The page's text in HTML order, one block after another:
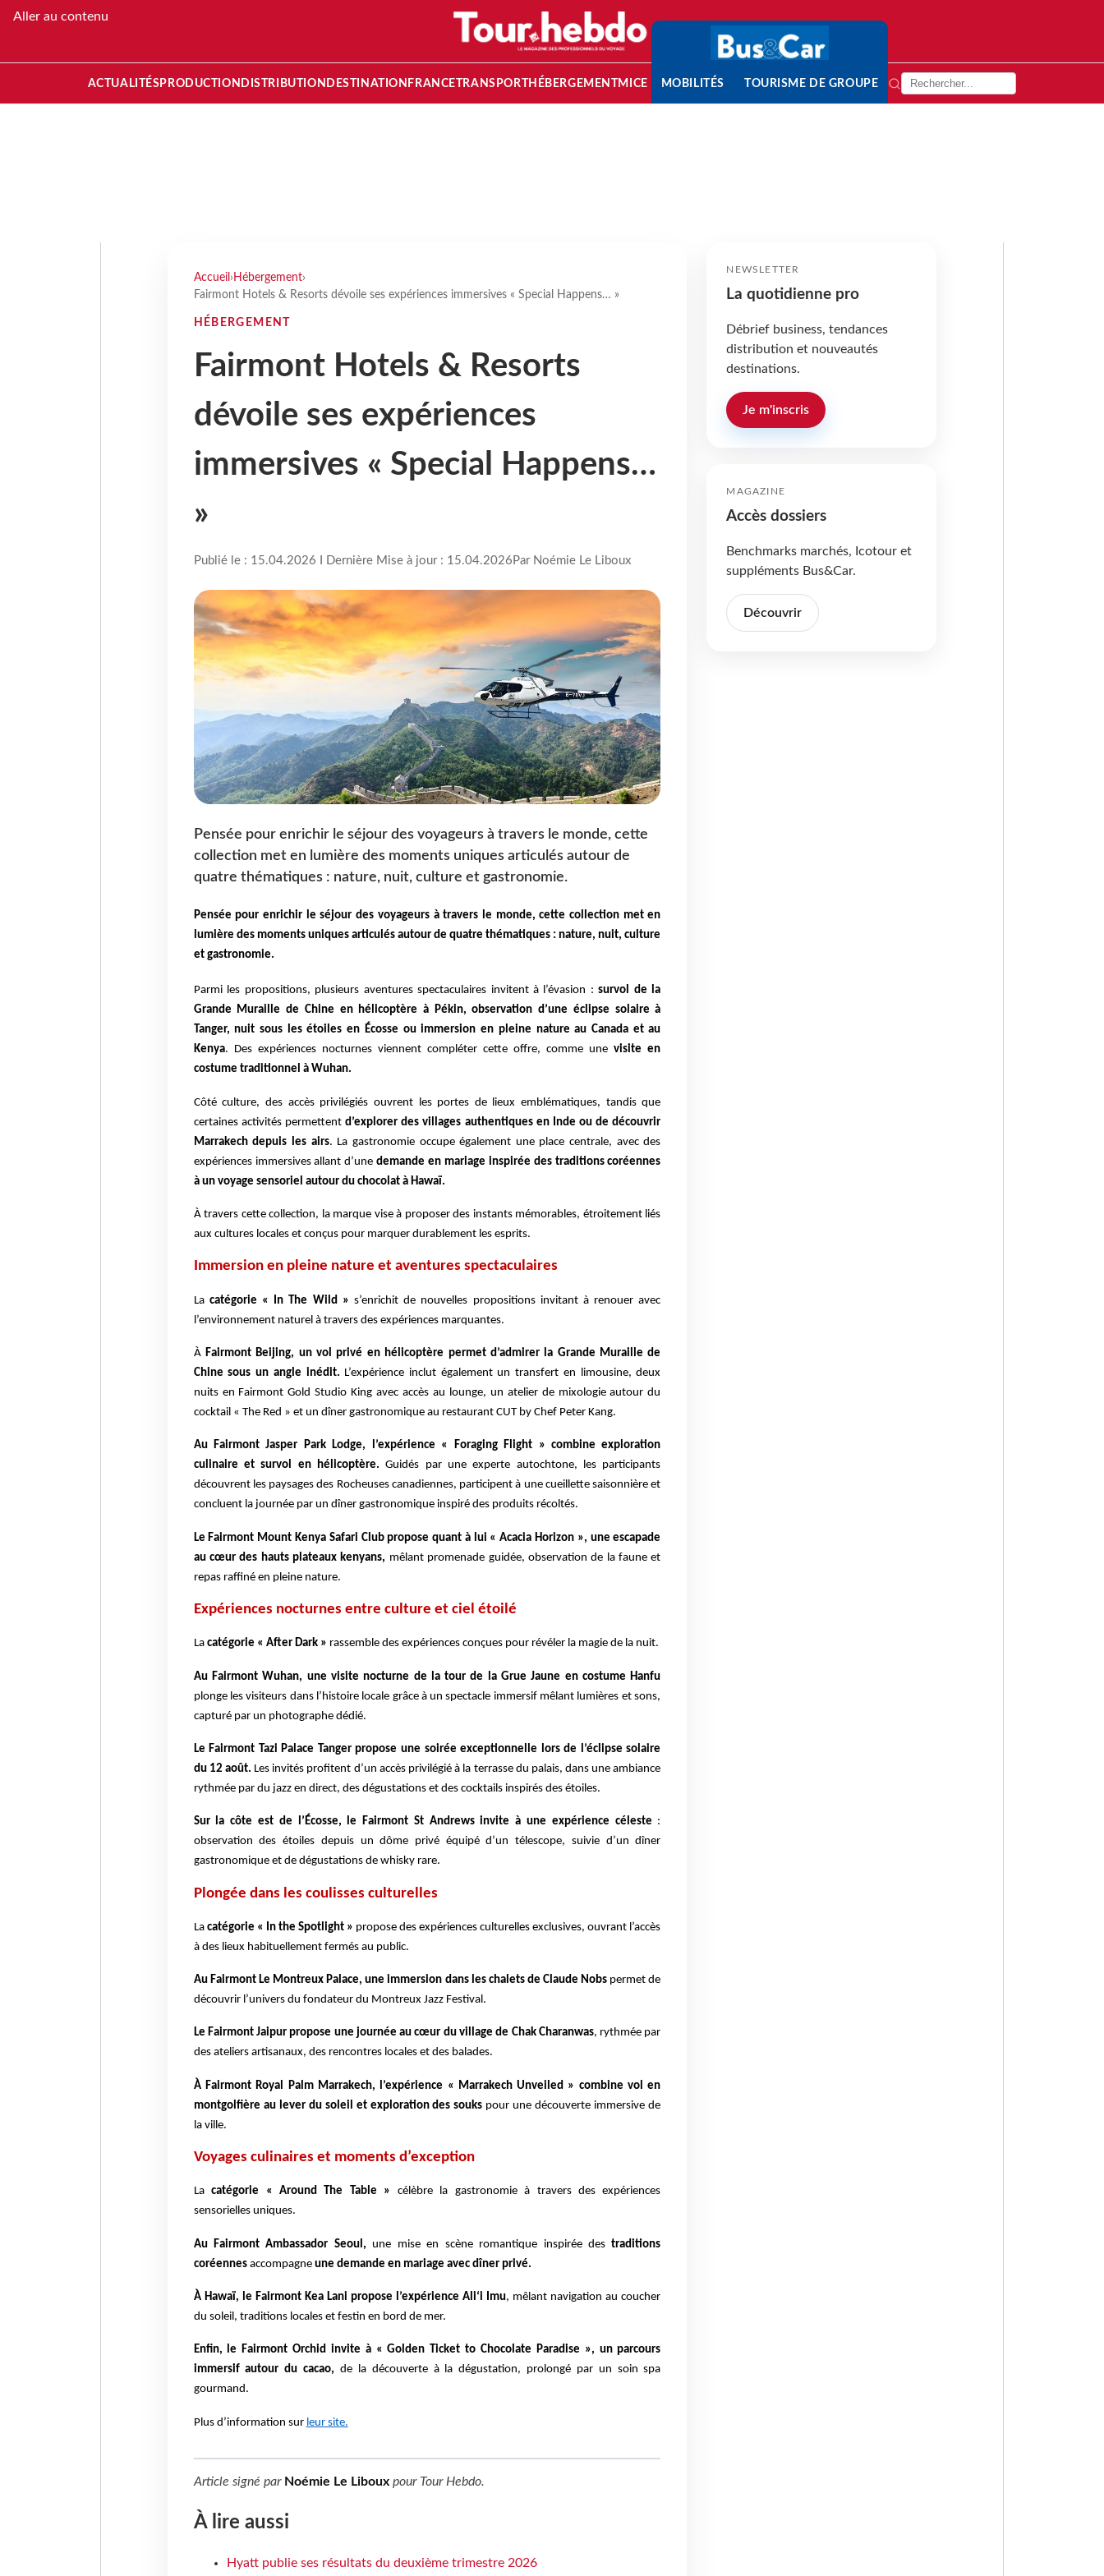
Aller au contenu
ACTUALITÉS PRODUCTION DISTRIBUTION DESTINATION FRANCETRANSPORT HÉBERGEMENTMICE MOBILITÉS TOURISME DE GROUPE
Accueil › Hébergement›
Fairmont Hotels & Resorts dévoile ses expériences immersives « Special Happens… »
HÉBERGEMENT
Fairmont Hotels & Resorts
dévoile ses expériences
immersives « Special Happens…
»
Publié le : 15.04.2026 I Dernière Mise à jour : 15.04.2026 Par Noémie Le Liboux
Pensée pour enrichir le séjour des voyageurs à travers le monde, cette
collection met en lumière des moments uniques articulés autour de
quatre thématiques : nature, nuit, culture et gastronomie.
Pensée pour enrichir le séjour des voyageurs à travers le monde, cette collection met en
lumière des moments uniques articulés autour de quatre thématiques : nature, nuit, culture
et gastronomie.
Parmi les propositions, plusieurs aventures spectaculaires invitent à l’évasion :survol de la
Grande Muraille de Chine en hélicoptère à Pékin, observation d’une éclipse solaire à
Tanger, nuit sous les étoiles en Écosse ou immersion en pleine nature au Canada et au
Kenya. Des expériences nocturnes viennent compléter cette offre, comme unevisite en
costume traditionnel à Wuhan.
Côté culture, des accès privilégiés ouvrent les portes de lieux emblématiques, tandis que
certaines activités permettentd’explorer des villages authentiques en Inde ou de découvrir
Marrakech depuis les airs. La gastronomie occupe également une place centrale, avec des
expériences immersives allant d’unedemande en mariage inspirée des traditions coréennes
à un voyage sensoriel autour du chocolat à Hawaï.
À travers cette collection, la marque vise à proposer des instants mémorables, étroitement liés
aux cultures locales et conçus pour marquer durablement les esprits.
Immersion en pleine nature et aventures spectaculaires
La catégorie « In The Wild » s’enrichit de nouvelles propositions invitant à renouer avec
l’environnement naturel à travers des expériences marquantes.
À Fairmont Beijing, un vol privé en hélicoptère permet d’admirer la Grande Muraille de
Chine sous un angle inédit. L’expérience inclut également un transfert en limousine, deux
nuits en Fairmont Gold Studio King avec accès au lounge, un atelier de mixologie autour du
cocktail « The Red » et un dîner gastronomique au restaurant CUT by Chef Peter Kang.
Au Fairmont Jasper Park Lodge, l’expérience « Foraging Flight » combine exploration
culinaire et survol en hélicoptère.Guidés par une experte autochtone, les participants
découvrent les paysages des Rocheuses canadiennes, participent à une cueillette saisonnière et
concluent la journée par un dîner gastronomique inspiré des produits récoltés.
Le Fairmont Mount Kenya Safari Club propose quant à lui « Acacia Horizon », une escapade
au cœur des hauts plateaux kenyans, mêlant promenade guidée, observation de la faune et
repas raffiné en pleine nature.
Expériences nocturnes entre culture et ciel étoilé
La catégorie « After Dark » rassemble des expériences conçues pour révéler la magie de la nuit.
Au Fairmont Wuhan, une visite nocturne de la tour de la Grue Jaune en costume Hanfu
plonge les visiteurs dans l’histoire locale grâce à un spectacle immersif mêlant lumières et sons,
capturé par un photographe dédié.
Le Fairmont Tazi Palace Tanger propose une soirée exceptionnelle lors de l’éclipse solaire
du 12 août. Les invités profitent d’un accès privilégié à la terrasse du palais, dans une ambiance
rythmée par du jazz en direct, des dégustations et des cocktails inspirés des étoiles.
Sur la côte est de l’Écosse, le Fairmont St Andrews invite à une expérience céleste :
observation des étoiles depuis un dôme privé équipé d’un télescope, suivie d’un dîner
gastronomique et de dégustations de whisky rare.
Plongée dans les coulisses culturelles
La catégorie « In the Spotlight » propose des expériences culturelles exclusives, ouvrant l’accès
à des lieux habituellement fermés au public.
Au Fairmont Le Montreux Palace, une immersion dans les chalets de Claude Nobs permet de
découvrir l’univers du fondateur du Montreux Jazz Festival.
Le Fairmont Jaipur propose une journée au cœur du village de Chak Charanwas, rythmée par
des ateliers artisanaux, des rencontres locales et des balades.
À Fairmont Royal Palm Marrakech, l’expérience « Marrakech Unveiled » combine vol en
montgolfière au lever du soleil et exploration des souks pour une découverte immersive de
la ville.
Voyages culinaires et moments d’exception
Lacatégorie « Around The Table » célèbre la gastronomie à travers des expériences
sensorielles uniques.
Au Fairmont Ambassador Seoul, une mise en scène romantique inspirée destraditions
coréennesaccompagne une demande en mariage avec dîner privé.
À Hawaï, le Fairmont Kea Lani propose l’expérience Ali‘i Imu, mêlant navigation au coucher
du soleil, traditions locales et festin en bord de mer.
Enfin, le Fairmont Orchid invite à « Golden Ticket to Chocolate Paradise », un parcours
immersif autour du cacao, de la découverte à la dégustation, prolongé par un soin spa
gourmand.
Plus d’information sur leur site.
Article signé par Noémie Le Libouxpour Tour Hebdo.
À lire aussi
Hyatt publie ses résultats du deuxième trimestre 2026
NEWSLETTER
La quotidienne pro
Débrief business, tendances
distribution et nouveautés
destinations.
Je m'inscris
MAGAZINE
Accès dossiers
Benchmarks marchés, Icotour et
suppléments Bus&Car.
Découvrir